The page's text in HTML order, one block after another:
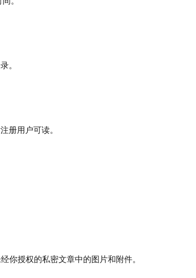
。
册用户可读。
你授权的私密文章中的图片和附件。